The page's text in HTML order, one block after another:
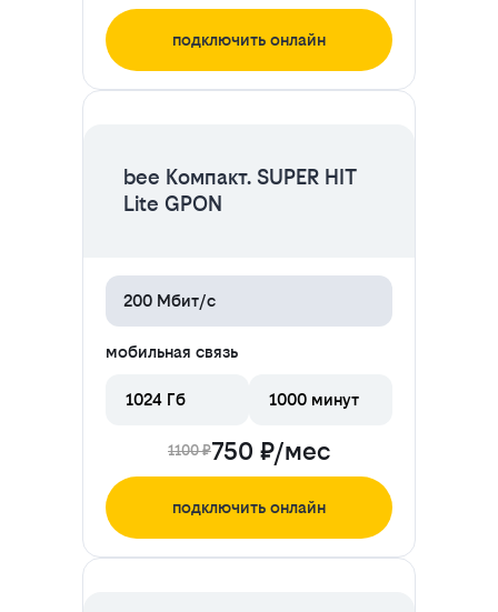
подключить онлайн
bee Компакт. SUPER HIT
Lite GPON
200 Мбит/с
мобильная связь
1024 Гб 1000 минут
1100 ₽750 ₽/мес
подключить онлайн